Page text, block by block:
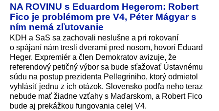
NA ROVINU s Eduardom Hegerom: Robert
Fico je problémom pre V4, Péter Mágyar s
ním nemá zľutovanie
KDH a SaS sa zachovali neslušne a pri rokovaní
o spájaní nám tresli dverami pred nosom, hovorí Eduard
Heger. Expremiér a člen Demokratov avizuje, že
referendový petičný výbor sa bude sťažovať Ústavnému
súdu na postup prezidenta Pellegriniho, ktorý odmietol
vyhlásiť jednu z ich otázok. Slovensko podľa neho teraz
nebude mať žiadne vzťahy s Maďarskom, a Robert Fico
bude aj prekážkou fungovania celej V4.